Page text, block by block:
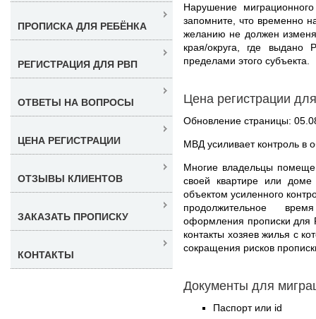
Нарушение
запомните, что временно
желанию не должен
края/округа, где
пределами этого субъекта.
Цена регистрации
Обновление страницы:
МВД усиливает контроль в
Многие владельцы
своей квартире или доме
объектом усиленного
продолжительное
оформления прописки
контакты хозяев жилья с
сокращения рисков
Документы для
Паспорт или id
ПРОПИСКА ДЛЯ РЕБЁНКА
РЕГИСТРАЦИЯ ДЛЯ РВП
ОТВЕТЫ НА ВОПРОСЫ
ЦЕНА РЕГИСТРАЦИИ
ОТЗЫВЫ КЛИЕНТОВ
ЗАКАЗАТЬ ПРОПИСКУ
КОНТАКТЫ